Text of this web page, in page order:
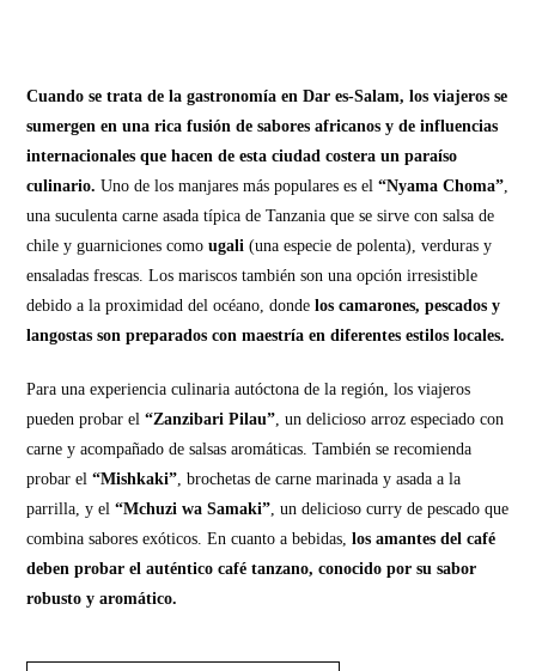
Cuando se trata de la gastronomía en Dar es-Salam, los viajeros se
sumergen en una rica fusión de sabores africanos y de influencias
internacionales que hacen de esta ciudad costera un paraíso
culinario.Uno de los manjares más populares es el“Nyama Choma”,
una suculenta carne asada típica de Tanzania que se sirve con salsa de
chile y guarniciones comougali (una especie de polenta), verduras y
ensaladas frescas. Los mariscos también son una opción irresistible
debido a la proximidad del océano, dondelos camarones, pescados y
langostas son preparados con maestría en diferentes estilos locales.
Para una experiencia culinaria autóctona de la región, los viajeros
pueden probar el“Zanzibari Pilau”, un delicioso arroz especiado con
carne y acompañado de salsas aromáticas. También se recomienda
probar el“Mishkaki”, brochetas de carne marinada y asada a la
parrilla, y el “Mchuzi wa Samaki”, un delicioso curry de pescado que
combina sabores exóticos. En cuanto a bebidas,los amantes del café
deben probar el auténtico café tanzano, conocido por su sabor
robusto y aromático.